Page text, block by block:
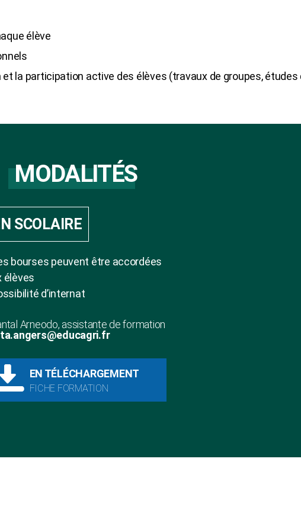
élève
et la participation active des élèves (travaux de groupes,
MODALITÉS
SCOLAIRE
bourses peuvent être accordées
élèves
d’internat
Arneodo, assistante de formation
EN TÉLÉCHARGEMENT
FICHE FORMATION